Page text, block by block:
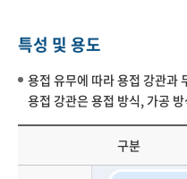
특성 및 용도
용접 유무에 따라 용접 강관
용접 강관은 용접 방식, 가공
구분